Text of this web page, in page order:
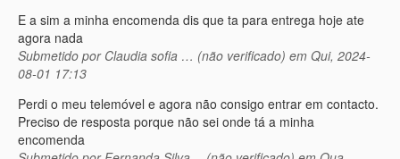
E a sim a minha encomenda dis que ta para entrega hoje ate
agora nada
Submetido por Claudia sofia … (não verificado) em Qui, 2024-
08-01 17:13
Perdi o meu telemóvel e agora não consigo entrar em contacto.
Preciso de resposta porque não sei onde tá a minha
encomenda